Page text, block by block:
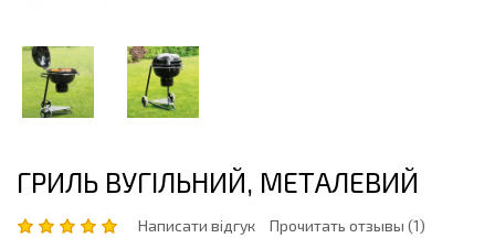
ГРИЛЬ ВУГІЛЬНИЙ, МЕТАЛЕВИЙ
Написати відгук Прочитать отзывы (1)